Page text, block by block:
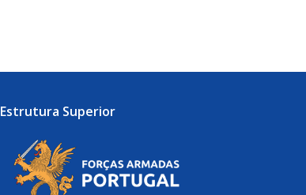
Estrutura Superior